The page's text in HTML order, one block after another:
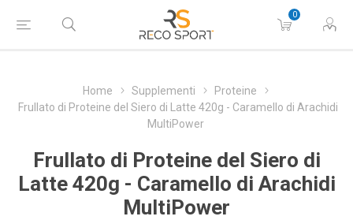
0
Home Supplementi
Proteine
Frullato di Proteine del Siero di Latte 420g - Caramello di Arachidi
MultiPower
Frullato di Proteine del Siero di
Latte 420g - Caramello di Arachidi
MultiPower